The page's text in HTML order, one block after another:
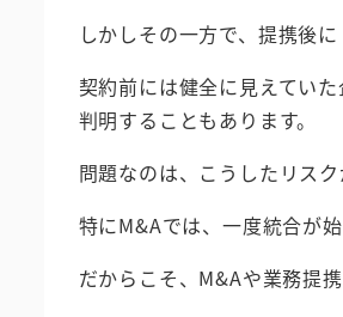
しかしその一方で、提携後
契約前には健全に見えてい
判明することもあります。
問題なのは、こうしたリス
特にM&Aでは、一度統合が
だからこそ、M&Aや業務提